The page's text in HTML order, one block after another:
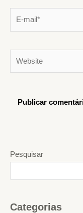
mail*
Pesquisar
Categorias